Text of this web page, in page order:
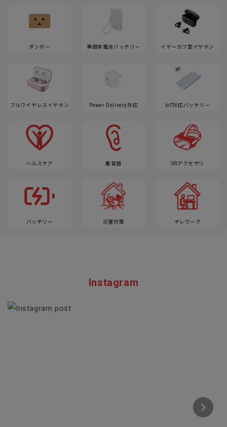
ダンボー 準固体電池バッテリー イヤーカフ型イヤホン
フルワイヤレスイヤホン Power Delivery対応 IoT対応バッテリー
ヘルスケア 集音器 VRアクセサリ
バッテリー 災害対策 テレワーク
Instagram